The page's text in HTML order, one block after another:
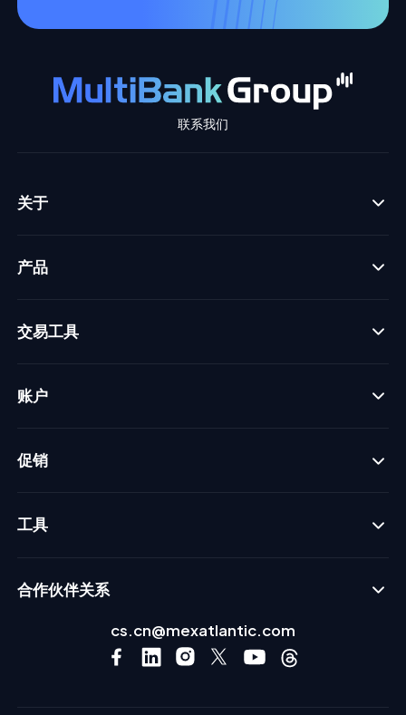
联系我们
关于
产品
交易工具
账户
促销
工具
合作伙伴关系
cs.cn@mexatlantic.com